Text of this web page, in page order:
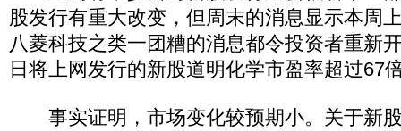
股发行有重大改变，但周末的消息显示本周
八菱科技之类一团糟的消息都令投资者重新
日将上网发行的新股道明化学市盈率超过67
事实证明，市场变化较预期小。关于新